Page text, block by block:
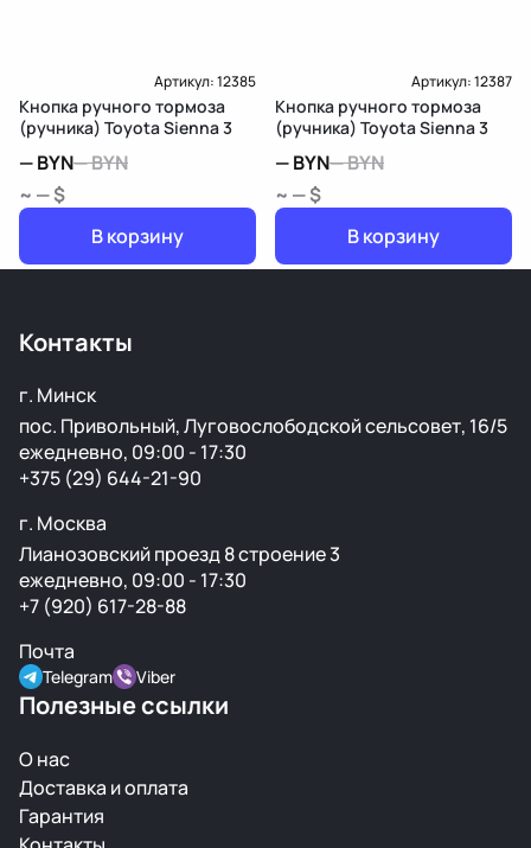
Артикул:12385
Кнопка ручного тормоза
(ручника) Toyota Sienna 3
—BYN—BYN
~ — $
В корзину
Артикул:12387
Кнопка ручного тормоза
(ручника) Toyota Sienna 3
—BYN—BYN
~ — $
В корзину
Контакты
г. Минск
пос. Привольный, Луговослободской сельсовет, 16/5
ежедневно, 09:00 - 17:30
+375 (29) 644-21-90
г. Москва
Лианозовский проезд 8 строение 3
ежедневно, 09:00 - 17:30
+7 (920) 617-28-88
Почта
Telegram Viber
Полезные ссылки
О нас
Доставка и оплата
Гарантия